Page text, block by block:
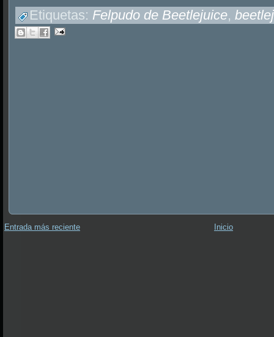
Etiquetas: Felpudo de Beetlejuice,
Entrada más reciente Inicio